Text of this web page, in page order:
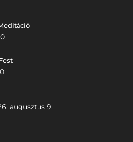
augusztus 9.